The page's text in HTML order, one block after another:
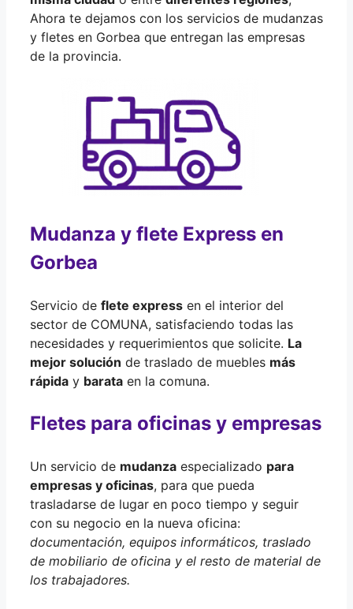
Ahora te dejamos con los servicios de mudanzas
y fletes en Gorbea que entregan las empresas
de la provincia.
Mudanza y flete Express en
Gorbea
Servicio de flete express en el interior del
sector de COMUNA, satisfaciendo todas las
necesidades y requerimientos que solicite. La
mejor solución de traslado de muebles más
rápida y barata en la comuna.
Fletes para oficinas y empresas
Un servicio de mudanza especializado para
empresas y oficinas, para que pueda
trasladarse de lugar en poco tiempo y seguir
con su negocio en la nueva oficina:
documentación, equipos informáticos, traslado
de mobiliario de oficina y el resto de material de
los trabajadores.